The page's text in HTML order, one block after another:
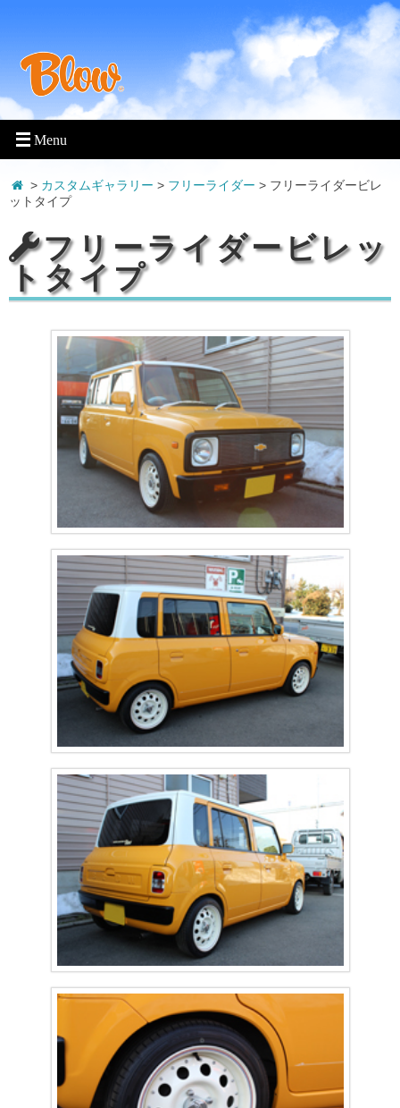
> カスタムギャラリー > フリーライダー > フリーライダービレ
ットタイプ
フリーライダービレッ
トタイプ